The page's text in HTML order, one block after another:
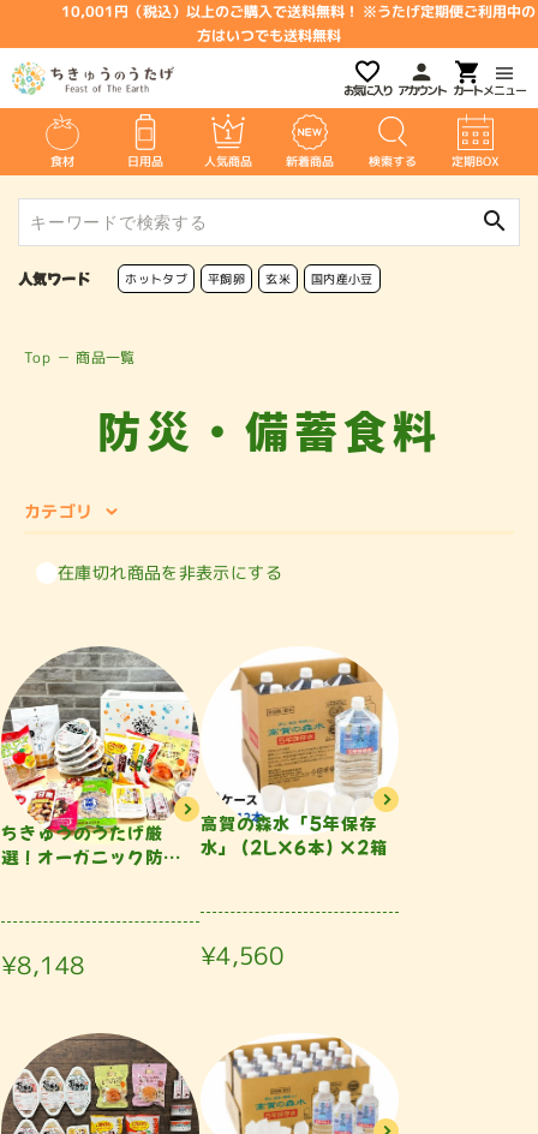
10,001円（税込）以上のご購入で送料無料！ ※うたげ定期便ご利用中の
方はいつでも送料無料
メニュー
アカウント
お気に入り
食材 日用品 人気商品 新着商品 検索する 定期BOX
search
人気ワード ホットタブ 平飼卵 玄米 国内産小豆
Top － 商品一覧
防災・備蓄食料
カテゴリ
在庫切れ商品を非表示にする
ちきゅうのうたげ厳
選！オーガニック防災
¥8,148
高賀の森水「5年保存
水」 (2L×6本) ×2箱
¥4,560